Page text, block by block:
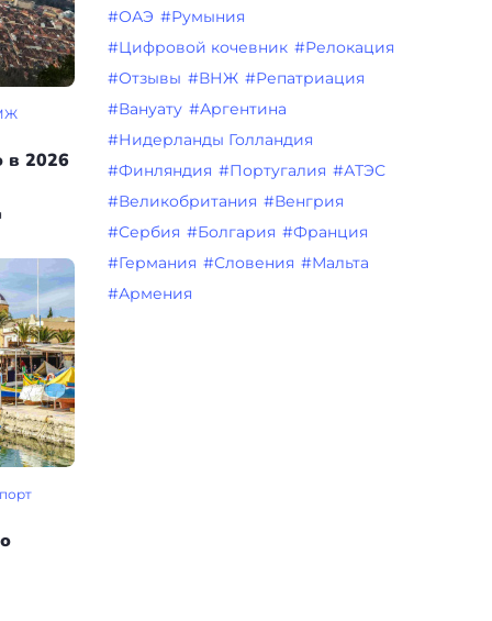
в 2026
#ОАЭ #Румыния
#Цифровой кочевник #Релокация
#Отзывы #ВНЖ #Репатриация
#Вануату #Аргентина
#Нидерланды Голландия
#Финляндия #Португалия #АТЭС
#Великобритания #Венгрия
#Сербия #Болгария #Франция
#Германия #Словения #Мальта
#Армения